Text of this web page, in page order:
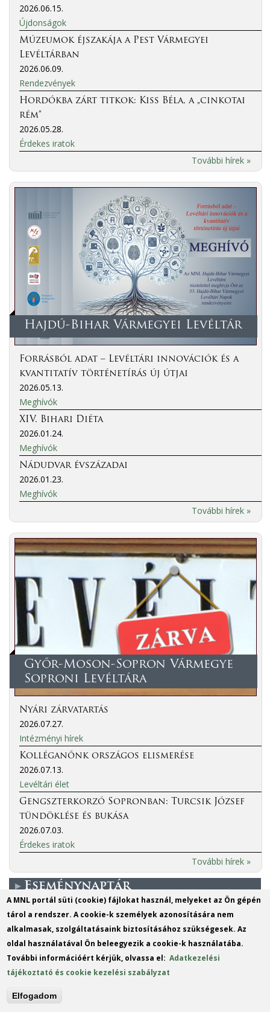
2026.06.15.
Újdonságok
Múzeumok éjszakája a Pest Vármegyei
Levéltárban
2026.06.09.
Rendezvények
Hordókba zárt titkok: Kiss Béla, a „cinkotai
rém”
2026.05.28.
Érdekes iratok
További hírek »
Hajdú-Bihar Vármegyei Levéltár
Forrásból adat – Levéltári innovációk és a
kvantitatív történetírás új útjai
2026.05.13.
Meghívók
XIV. Bihari Diéta
2026.01.24.
Meghívók
Nádudvar évszázadai
2026.01.23.
Meghívók
További hírek »
Győr-Moson-Sopron Vármegye
Soproni Levéltára
Nyári zárvatartás
2026.07.27.
Intézményi hírek
Kolléganőnk országos elismerése
2026.07.13.
Levéltári élet
Gengszterkorzó Sopronban: Turcsik József
tündöklése és bukása
2026.07.03.
Érdekes iratok
További hírek »
Eseménynaptár
More events
MO
TU WE TH FR SA
SU
3
A MNL portál süti (cookie) fájlokat használ, melyeket az Ön gépén
tárol a rendszer. A cookie-k személyek azonosítására nem
alkalmasak, szolgáltatásaink biztosításához szükségesek. Az
oldal használatával Ön beleegyezik a cookie-k használatába.
További információért kérjük, olvassa el:Adatkezelési
tájékoztató és cookie kezelési szabályzat
Elfogadom